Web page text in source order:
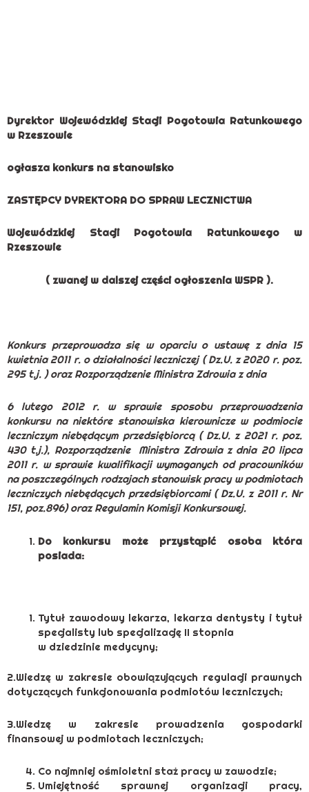
Dyrektor Wojewódzkiej Stacji Pogotowia Ratunkowego
w Rzeszowie
ogłasza konkurs na stanowisko
ZASTĘPCY DYREKTORA DO SPRAW LECZNICTWA
Wojewódzkiej Stacji Pogotowia Ratunkowego w
Rzeszowie
( zwanej w dalszej części ogłoszenia WSPR ).
Konkurs przeprowadza się w oparciu o ustawę z dnia 15
kwietnia 2011 r. o działalności leczniczej ( Dz.U. z 2020 r. poz.
295 t.j. ) oraz Rozporządzenie Ministra Zdrowia z dnia
6 lutego 2012 r. w sprawie sposobu przeprowadzenia
konkursu na niektóre stanowiska kierownicze w podmiocie
leczniczym niebędącym przedsiębiorcą ( Dz.U. z 2021 r. poz.
430 t.j.), Rozporządzenie Ministra Zdrowia z dnia 20 lipca
2011 r. w sprawie kwalifikacji wymaganych od pracowników
na poszczególnych rodzajach stanowisk pracy w podmiotach
leczniczych niebędących przedsiębiorcami ( Dz.U. z 2011 r. Nr
151, poz.896) oraz Regulamin Komisji Konkursowej.
Do konkursu może przystąpić osoba która
posiada:
Tytuł zawodowy lekarza, lekarza dentysty i tytuł
specjalisty lub specjalizację II stopnia
w dziedzinie medycyny;
2.Wiedzę w zakresie obowiązujących regulacji prawnych
dotyczących funkcjonowania podmiotów leczniczych;
3.Wiedzę w zakresie prowadzenia gospodarki
finansowej w podmiotach leczniczych;
Co najmniej ośmioletni staż pracy w zawodzie;
Umiejętność sprawnej organizacji pracy,